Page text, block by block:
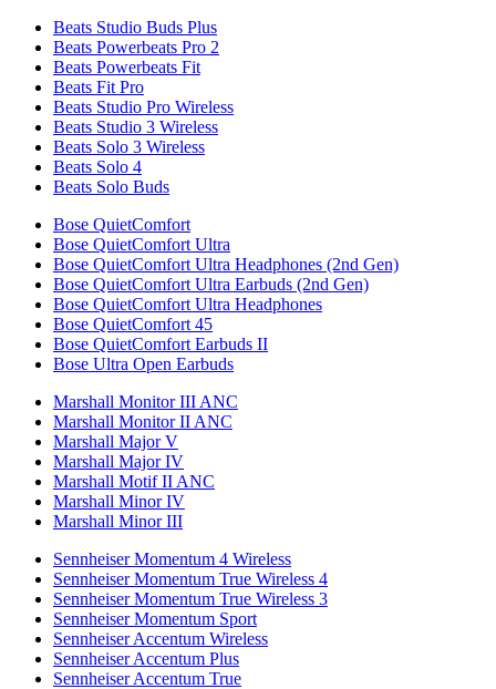
Beats Studio Buds Plus
Beats Powerbeats Pro 2
Beats Powerbeats Fit
Beats Fit Pro
Beats Studio Pro Wireless
Beats Studio 3 Wireless
Beats Solo 3 Wireless
Beats Solo 4
Beats Solo Buds
Bose QuietComfort
Bose QuietComfort Ultra
Bose QuietComfort Ultra Headphones (2nd Gen)
Bose QuietComfort Ultra Earbuds (2nd Gen)
Bose QuietComfort Ultra Headphones
Bose QuietComfort 45
Bose QuietComfort Earbuds II
Bose Ultra Open Earbuds
Marshall Monitor III ANC
Marshall Monitor II ANC
Marshall Major V
Marshall Major IV
Marshall Motif II ANC
Marshall Minor IV
Marshall Minor III
Sennheiser Momentum 4 Wireless
Sennheiser Momentum True Wireless 4
Sennheiser Momentum True Wireless 3
Sennheiser Momentum Sport
Sennheiser Accentum Wireless
Sennheiser Accentum Plus
Sennheiser Accentum True